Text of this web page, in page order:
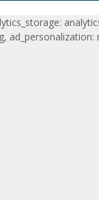
ad_personalization: